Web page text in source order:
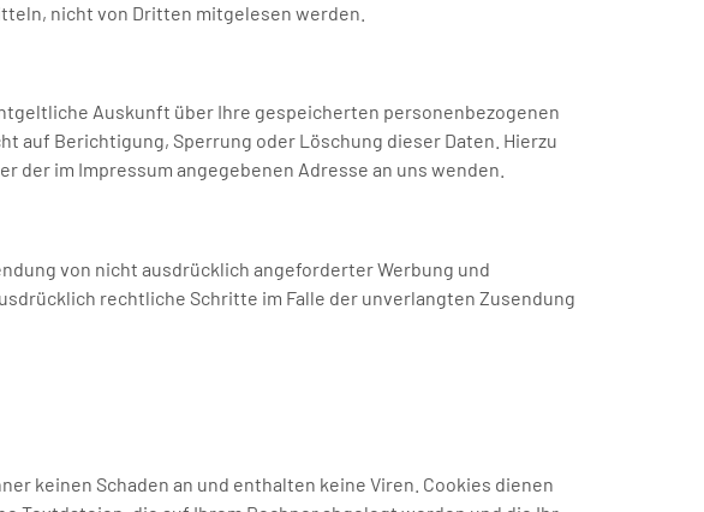
nicht von Dritten mitgelesen werden.
Auskunft über Ihre gespeicherten personenbezogenen
auf Berichtigung, Sperrung oder Löschung dieser Daten. Hierzu
der im Impressum angegebenen Adresse an uns wenden.
von nicht ausdrücklich angeforderter Werbung und
rechtliche Schritte im Falle der unverlangten Zusendung
keinen Schaden an und enthalten keine Viren. Cookies dienen